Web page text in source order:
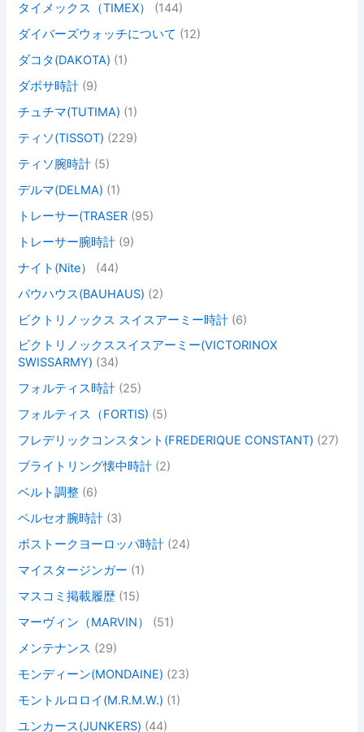
タイメックス（TIMEX）
(144)
ダイバーズウォッチについて (12)
ダコタ(DAKOTA) (1)
ダボサ時計 (9)
チュチマ(TUTIMA) (1)
ティソ(TISSOT) (229)
ティソ腕時計 (5)
デルマ(DELMA) (1)
トレーサー(TRASER (95)
トレーサー腕時計 (9)
ナイト(Nite）
(44)
バウハウス(BAUHAUS) (2)
ビクトリノックス スイスアーミー時計 (6)
ビクトリノックススイスアーミー(VICTORINOX
SWISSARMY) (34)
フォルティス時計 (25)
フォルティス（FORTIS) (5)
フレデリックコンスタント(FREDERIQUE CONSTANT) (27)
ブライトリング懐中時計 (2)
ベルト調整 (6)
ペルセオ腕時計 (3)
ボストークヨーロッパ時計 (24)
マイスタージンガー (1)
マスコミ掲載履歴 (15)
マーヴィン（MARVIN）
(51)
メンテナンス (29)
モンディーン(MONDAINE) (23)
モントルロロイ(M.R.M.W.) (1)
ユンカース(JUNKERS) (44)